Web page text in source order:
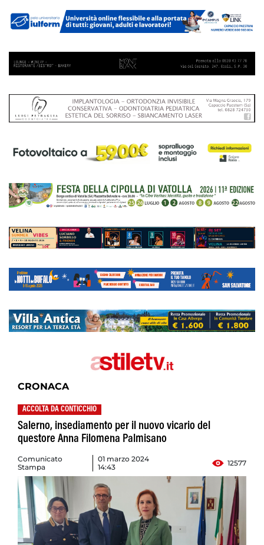
CRONACA
ACCOLTA DA CONTICCHIO
Salerno, insediamento per il nuovo vicario del
questore Anna Filomena Palmisano
Comunicato
Stampa
01 marzo 2024
14:43
12577